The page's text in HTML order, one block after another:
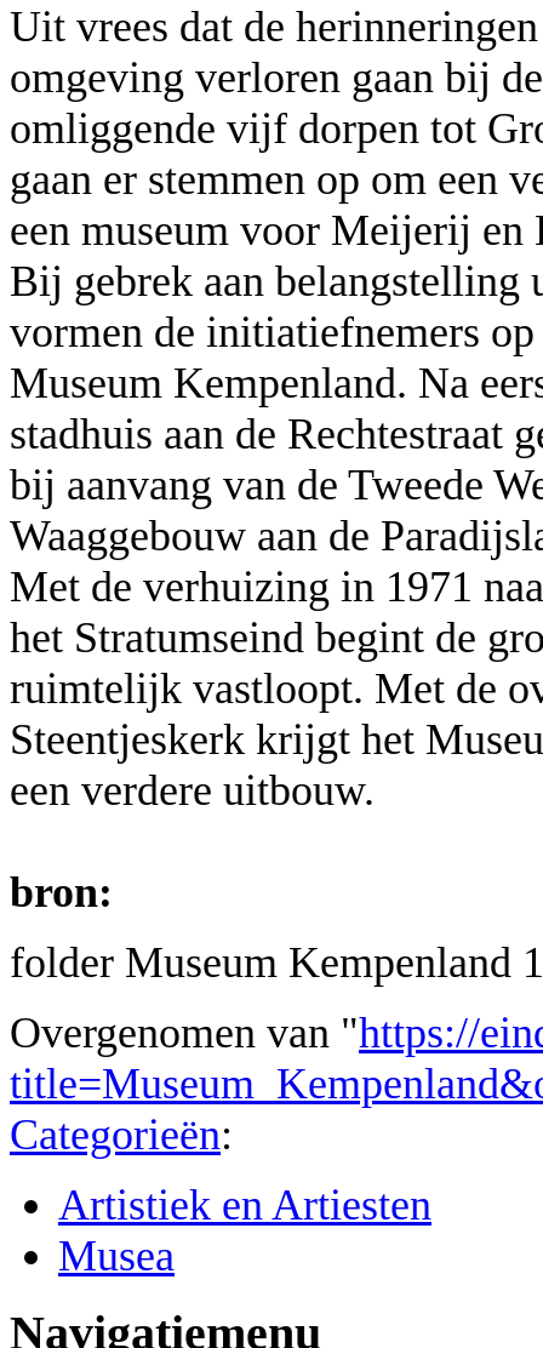
Uit vrees dat de
omgeving verloren gaan bij
omliggende vijf dorpen tot
gaan er stemmen op om een
een museum voor Meijerij en
Bij gebrek aan belangstelling
vormen de initiatiefnemers
Museum Kempenland. Na
stadhuis aan de
bij aanvang van de Tweede
Waaggebouw aan de
Met de verhuizing in 1971
het Stratumseind begint de
ruimtelijk vastloopt. Met de
Steentjeskerk krijgt het
een verdere uitbouw.
bron:
folder Museum Kempenland
Overgenomen van "https://
Categorieën:
Artistiek en Artiesten
Musea
Navigatiemenu